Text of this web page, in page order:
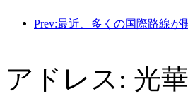
アドレス: 光華